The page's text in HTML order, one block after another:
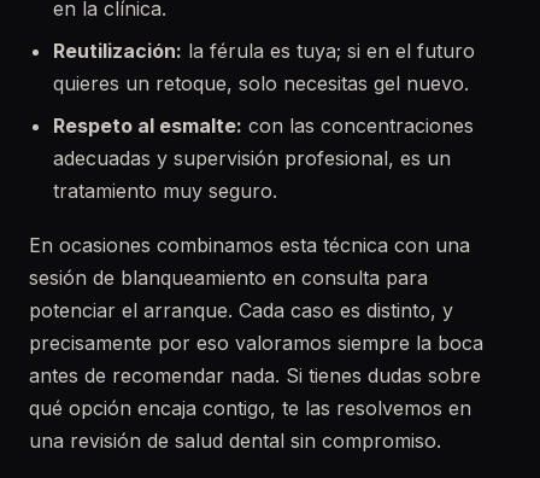
en la clínica.
Reutilización: la férula es tuya; si en el futuro
quieres un retoque, solo necesitas gel nuevo.
Respeto al esmalte: con las concentraciones
adecuadas y supervisión profesional, es un
tratamiento muy seguro.
En ocasiones combinamos esta técnica con una
sesión de blanqueamiento en consulta para
potenciar el arranque. Cada caso es distinto, y
precisamente por eso valoramos siempre la boca
antes de recomendar nada. Si tienes dudas sobre
qué opción encaja contigo, te las resolvemos en
una revisión de salud dental sin compromiso.